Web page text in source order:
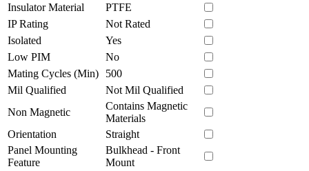
Insulator Material
PTFE
IP Rating
Not Rated
Isolated
Yes
Low PIM
No
Mating Cycles (Min)
500
Mil Qualified
Not Mil Qualified
Non Magnetic
Contains Magnetic
Materials
Orientation
Straight
Panel Mounting
Feature
Bulkhead - Front
Mount